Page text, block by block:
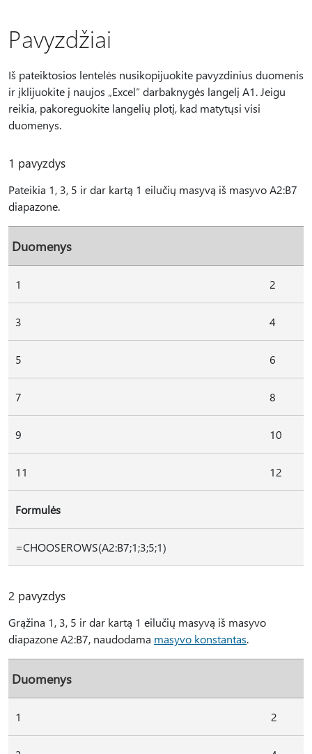
Pavyzdžiai
Iš pateiktosios lentelės nusikopijuokite pavyzdinius duomenis
ir įklijuokite į naujos „Excel“ darbaknygės langelį A1. Jeigu
reikia, pakoreguokite langelių plotį, kad matytųsi visi
duomenys.
1 pavyzdys
Pateikia 1, 3, 5 ir dar kartą 1 eilučių masyvą iš masyvo A2:B7
diapazone.
Duomenys
1 2
3 4
5 6
7 8
9 10
11 12
Formulės
=CHOOSEROWS(A2:B7;1;3;5;1)
2 pavyzdys
Grąžina 1, 3, 5 ir dar kartą 1 eilučių masyvą iš masyvo
diapazone A2:B7, naudodama masyvo konstantas.
Duomenys
1 2